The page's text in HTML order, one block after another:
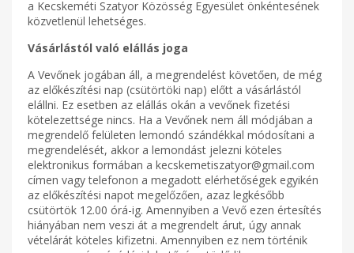
a Kecskeméti Szatyor Közösség Egyesület önkéntesének
közvetlenül lehetséges.
Vásárlástól való elállás joga
A Vevőnek jogában áll, a megrendelést követően, de még
az előkészítési nap (csütörtöki nap) előtt a vásárlástól
elállni. Ez esetben az elállás okán a vevőnek fizetési
kötelezettsége nincs. Ha a Vevőnek nem áll módjában a
megrendelő felületen lemondó szándékkal módosítani a
megrendelését, akkor a lemondást jelezni köteles
elektronikus formában a kecskemetiszatyor@gmail.com
címen vagy telefonon a megadott elérhetőségek egyikén
az előkészítési napot megelőzően, azaz legkésőbb
csütörtök 12.00 órá-ig. Amennyiben a Vevő ezen értesítés
hiányában nem veszi át a megrendelt árut, úgy annak
vételárát köteles kifizetni. Amennyiben ez nem történik